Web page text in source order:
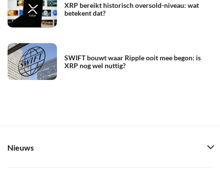
XRP bereikt historisch oversold-niveau: wat
betekent dat?
SWIFT bouwt waar Ripple ooit mee begon: is
XRP nog wel nuttig?
Nieuws